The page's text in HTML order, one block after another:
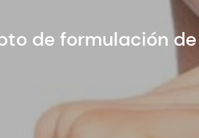
de formulación